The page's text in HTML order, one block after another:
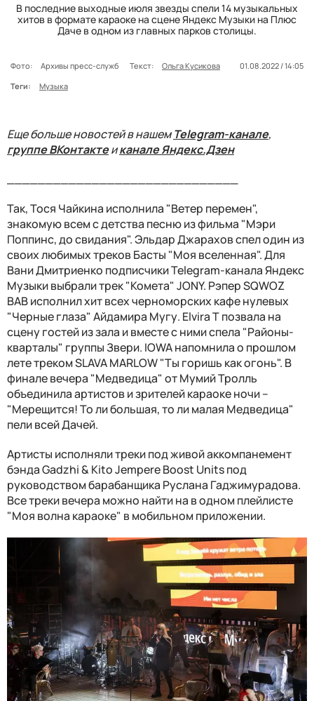
В последние выходные июля звезды спели 14 музыкальных
хитов в формате караоке на сцене Яндекс Музыки на Плюс
Даче в одном из главных парков столицы.
Фото: Архивы пресс-служб Текст: Ольга Кусикова
01.08.2022 / 14:05
Теги:
Музыка
Еще больше новостей в нашемTelegram-канале,
группе ВКонтактеиканале Яндекс.Дзен
Так, Тося Чайкина исполнила "Ветер перемен",
знакомую всем с детства песню из фильма "Мэри
Поппинс, до свидания". Эльдар Джарахов спел один из
своих любимых треков Басты "Моя вселенная". Для
Вани Дмитриенко подписчики Telegram-канала Яндекс
Музыки выбрали трек "Комета" JONY. Рэпер SQWOZ
BAB исполнил хит всех черноморских кафе нулевых
"Черные глаза" Айдамира Мугу. Elvira T позвала на
сцену гостей из зала и вместе с ними спела "Районы-
кварталы" группы Звери. IOWA напомнила о прошлом
лете треком SLAVA MARLOW "Ты горишь как огонь". В
финале вечера "Медведица" от Мумий Тролль
объединила артистов и зрителей караоке ночи –
"Мерещится! То ли большая, то ли малая Медведица"
пели всей Дачей.
Артисты исполняли треки под живой аккомпанемент
бэнда Gadzhi & Kito Jempere Boost Units под
руководством барабанщика Руслана Гаджимурадова.
Все треки вечера можно найти на в одном плейлисте
"Моя волна караоке" в мобильном приложении.